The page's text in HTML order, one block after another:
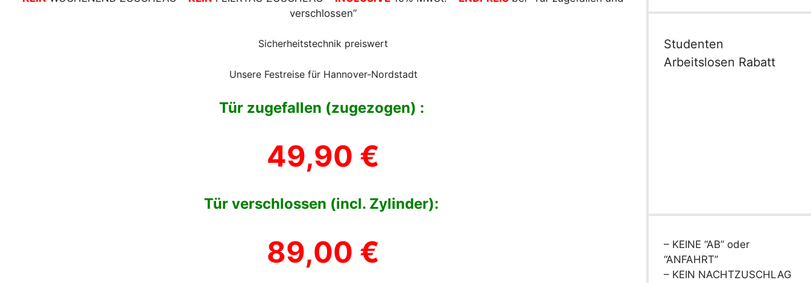
verschlossen”
Sicherheitstechnik preiswert
Unsere Festreise für Hannover-Nordstadt
Tür zugefallen (zugezogen) :
49,90 €
Tür verschlossen (incl. Zylinder):
89,00 €
Studenten
Arbeitslosen Rabatt
– KEINE “AB” oder
“ANFAHRT”
– KEIN NACHTZUSCHLAG